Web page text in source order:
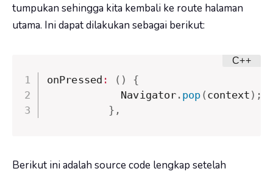
tumpukan sehingga kita kembali ke route halaman
utama. Ini dapat dilakukan sebagai berikut:
onPressed : ( )
{
            Navigator
. pop ( context ) ;
} ,
Berikut ini adalah source code lengkap setelah